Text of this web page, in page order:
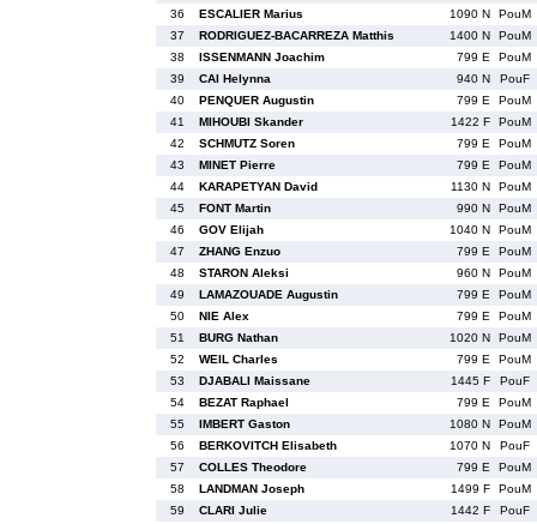
36
ESCALIER Marius 1090 N
PouM
37
RODRIGUEZ-BACARREZA Matthis 1400 N
PouM
38
ISSENMANN Joachim 799 E
PouM
39
CAI Helynna 940 N
PouF
40
PENQUER Augustin 799 E
PouM
41
MIHOUBI Skander 1422 F
PouM
42
SCHMUTZ Soren 799 E
PouM
43
MINET Pierre 799 E
PouM
44
KARAPETYAN David 1130 N
PouM
45
FONT Martin 990 N
PouM
46
GOV Elijah 1040 N
PouM
47
ZHANG Enzuo 799 E
PouM
48
STARON Aleksi 960 N
PouM
49
LAMAZOUADE Augustin 799 E
PouM
50
NIE Alex 799 E
PouM
51
BURG Nathan 1020 N
PouM
52
WEIL Charles 799 E
PouM
53
DJABALI Maissane 1445 F
PouF
54
BEZAT Raphael 799 E
PouM
55
IMBERT Gaston 1080 N
PouM
56
BERKOVITCH Elisabeth 1070 N
PouF
57
COLLES Theodore 799 E
PouM
58
LANDMAN Joseph 1499 F
PouM
59
CLARI Julie 1442 F
PouF